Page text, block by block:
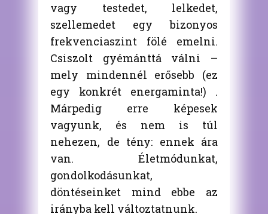
vagy testedet, lelkedet,
szellemedet egy bizonyos
frekvenciaszint fölé emelni.
Csiszolt gyémánttá válni –
mely mindennél erősebb (ez
egy konkrét energaminta!) .
Márpedig erre képesek
vagyunk, és nem is túl
nehezen, de tény: ennek ára
van. Életmódunkat,
gondolkodásunkat,
döntéseinket mind ebbe az
irányba kell változtatnunk.